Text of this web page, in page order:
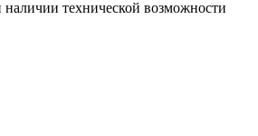
наличии технической возможности